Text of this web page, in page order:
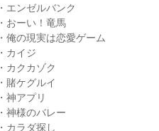
・エンゼルバンク
・おーい！竜馬
・俺の現実は恋愛ゲーム
・カイジ
・カクカゾク
・賭ケグルイ
・神アプリ
・神様のバレー
・カラダ探し